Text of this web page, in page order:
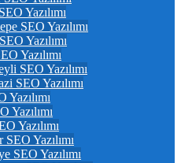
Yazılımı
SEO Yazılımı
Yazılımı
Yazılımı
SEO Yazılımı
SEO Yazılımı
Yazılımı
Yazılımı
Yazılımı
Yazılımı
SEO Yazılımı